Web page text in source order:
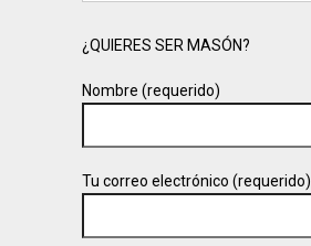
¿QUIERES SER MASÓN?
Nombre (requerido)
Tu correo electrónico (requerido)